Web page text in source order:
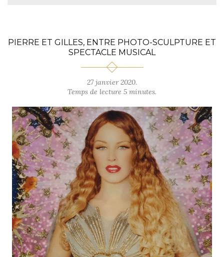
PIERRE ET GILLES, ENTRE PHOTO-SCULPTURE ET
SPECTACLE MUSICAL
27 janvier 2020.
Temps de lecture 5 minutes.